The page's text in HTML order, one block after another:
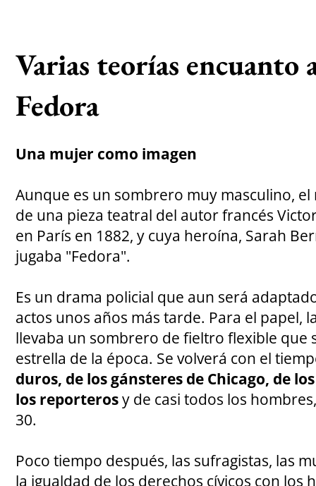
Varias teorías encuanto
Fedora
Una mujer como imagen
Aunque es un sombrero muy masculino,
de una pieza teatral del autor francés
en París en 1882, y cuya heroína, Sarah
jugaba "Fedora".
Es un drama policial que aun será
actos unos años más tarde. Para el papel,
llevaba un sombrero de fieltro flexible que
estrella de la época. Se volverá con el
duros, de los gánsteres de Chicago, de
los reporterosy de casi todos los
30.
Poco tiempo después, las sufragistas, las
la igualdad de los derechos cívicos con los